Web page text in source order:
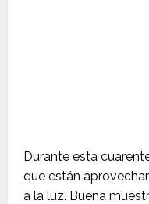
Durante esta
que están
a la luz. Buena